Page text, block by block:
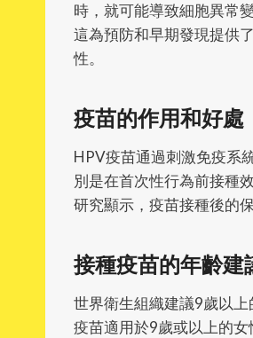
時，就可能導致細胞異常
這為預防和早期發現提供
性。
疫苗的作用和好處
HPV疫苗通過刺激免疫系
別是在首次性行為前接種
研究顯示，疫苗接種後的
接種疫苗的年齡建
世界衛生組織建議9歲以
疫苗適用於9歲或以上的